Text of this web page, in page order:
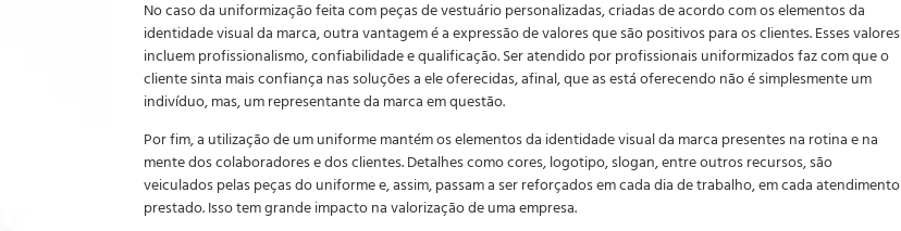
No caso da uniformização feita com peças de vestuário personalizadas, criadas de acordo com os elementos da
identidade visual da marca, outra vantagem é a expressão de valores que são positivos para os clientes. Esses valores
incluem profissionalismo, confiabilidade e qualificação. Ser atendido por profissionais uniformizados faz com que o
cliente sinta mais confiança nas soluções a ele oferecidas, afinal, que as está oferecendo não é simplesmente um
indivíduo, mas, um representante da marca em questão.
Por fim, a utilização de um uniforme mantém os elementos da identidade visual da marca presentes na rotina e na
mente dos colaboradores e dos clientes. Detalhes como cores, logotipo, slogan, entre outros recursos, são
veiculados pelas peças do uniforme e, assim, passam a ser reforçados em cada dia de trabalho, em cada atendimento
prestado. Isso tem grande impacto na valorização de uma empresa.